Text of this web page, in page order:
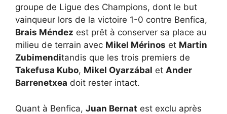
groupe de Ligue des Champions, dont le but
vainqueur lors de la victoire 1-0 contre Benfica,
Brais Méndez est prêt à conserver sa place au
milieu de terrain avec Mikel Mérinos et Martin
Zubimenditandis que les trois premiers de
Takefusa Kubo, Mikel Oyarzábal et Ander
Barrenetxea doit rester intact.
Quant à Benfica, Juan Bernat est exclu après